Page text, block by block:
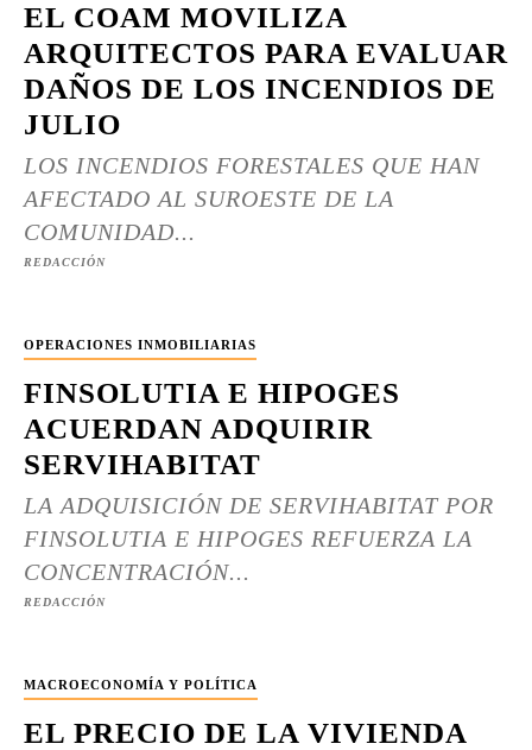
EL COAM MOVILIZA
ARQUITECTOS PARA EVALUAR
DAÑOS DE LOS INCENDIOS DE
JULIO
LOS INCENDIOS FORESTALES QUE HAN
AFECTADO AL SUROESTE DE LA
COMUNIDAD...
REDACCIÓN
OPERACIONES INMOBILIARIAS
FINSOLUTIA E HIPOGES
ACUERDAN ADQUIRIR
SERVIHABITAT
LA ADQUISICIÓN DE SERVIHABITAT POR
FINSOLUTIA E HIPOGES REFUERZA LA
CONCENTRACIÓN...
REDACCIÓN
MACROECONOMÍA Y POLÍTICA
EL PRECIO DE LA VIVIENDA